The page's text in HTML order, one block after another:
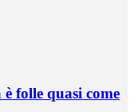
folle quasi come